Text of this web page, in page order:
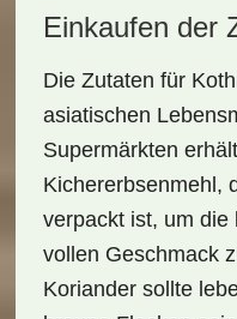
Einkaufen der
Die Zutaten für
asiatischen
Supermärkten
Kichererbsenmehl ,
verpackt ist, um die
vollen Geschmack
Koriandersollte